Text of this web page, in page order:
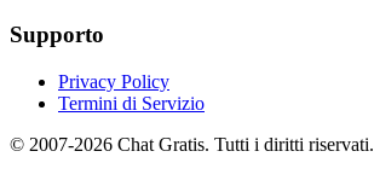
Supporto
Privacy Policy
Termini di Servizio
© 2007-2026 Chat Gratis. Tutti i diritti riservati.